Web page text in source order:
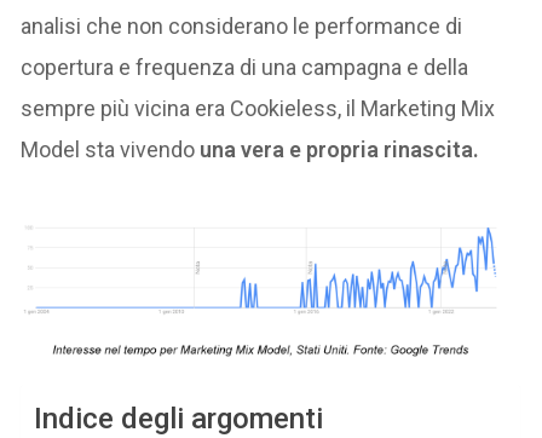
analisi che non considerano le performance di
copertura e frequenza di una campagna e della
sempre più vicina era Cookieless, il Marketing Mix
Model sta vivendo una vera e propria rinascita.
Indice degli argomenti